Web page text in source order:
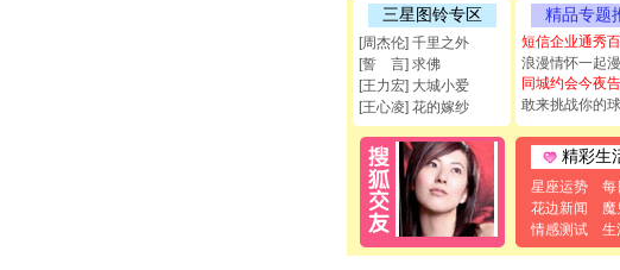
三星图铃专区
[周杰伦] 千里之外
[誓 言] 求佛
[王力宏] 大城小爱
[王心凌] 花的嫁纱
精品专题
短信企业通秀
浪漫情怀一起
同城约会今夜
敢来挑战你的
精彩生
星座运势
每
花边新闻
魔
情感测试
生